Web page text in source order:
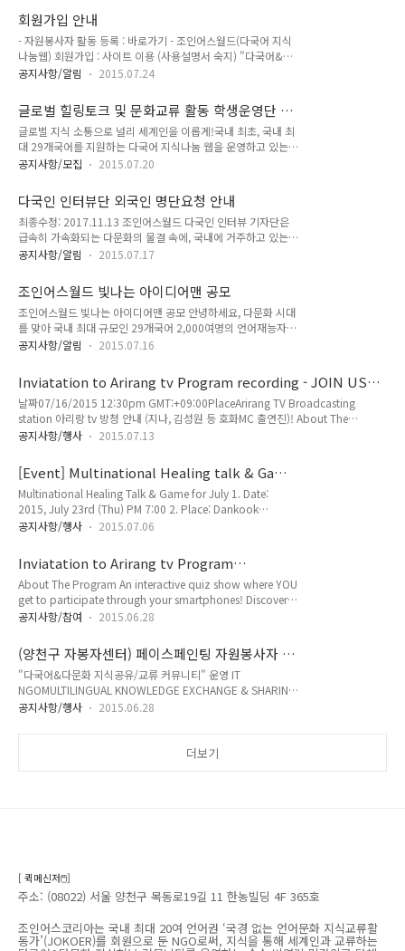
쿠웨이트 지심 알비데위(Jasem Albudaiwi) 대사님을 찾아갑
니다. 이에 앞서 대한민국을 대표해 주한 대사를 인터뷰할 조커
를 모집합니다. (아랍어 언어문화 재능자!) - 지원서 접수기한:
9/13(일) 자정까지- 지원방법 : 하단 양식 이용 - 인터뷰 예정:
2015년 10월 초 순경 ※ 인터뷰 참여자 인증서 발급 기존 인터
대사라. 주한 터키 대사마. 주한 스웨덴 대사..
회원가입 안내
- 자원봉사자 활동 등록 : 바로가기 - 조인어스월드(다국어 지식
나눔웹) 회원가입 : 사이트 이용 (사용설명서 숙지) "다국어&다
문화 지식공유/교류 커뮤니티" 운영 IT NGOMULTILINGUAL
JOINUSWORLD.ORG 조인어스코리아는 국내 최대 29개 ‘국경
없는 언어문화 지식교류활동가’(JOKOER)를 회원으로 하는
NGO로써, 지식을 통해 세계인과 교류하는 다국어&다문화 지식
허브 커뮤니티를 운영하는 순수 비영리 민간외교 단체 입니다.
공지사항/알림 2015.07.24
글로벌 힐링토크 및 문화교류 활동 학생운영단 2
기 모집
글로벌 지식 소통으로 널리 세계인을 이롭게!국내 최초, 국내 최
대 29개국어를 지원하는 다국어 지식나눔 웹을 운영하고 있는
IT NGO 조인어스코리아가 다국어/ 다문화 프로그램을 운영할
다. 독립적으로 새로운 무언가를 실행하는데 가슴 뛰는 심장을
가진 국내 대학생 및 외국인 유학생 분들의 많은 관심과 지원 부
탁 드립니다. ▶신청자격 국내외 대학생, 외국인 유학생 ▶활동
기간 2015.09~2016.02 (6개월) ▶활동내용 -글로벌 힐링토크
기획 진행 -야외 각종 문화활동 기획 진행 ▶선발일정 신청서 접
부터 ~ (면접자 개별통보) 오리엔테이션 일자: 일정 조정 후 개별
통보..
공지사항/모집 2015.07.20
다국인 인터뷰단 외국인 명단요청 안내
최종수정: 2017.11.13 조인어스월드 다국인 인터뷰 기자단은
급속히 가속화되는 다문화의 물결 속에, 국내에 거주하고 있는
각계 각층의 다양한 현장의 외국인을 만나 그들의 생각을 듣고,
로젝트를 추진합니다. 이를 위해 민간외교단의 역할을 수행하는
조인어스코리아의 인터뷰 기자단이 내국인과 외국인이 함께 보
고 공감 할 수 있는 생생한 컨텐츠로 국내 최고의 다국적 다문화
인터뷰단으로 자리매김 할 수 있도록 하고자 합니다. 여러분의
참여로 국내 최고의 다국어 다문화 인터뷰단을 위한 밑거름이 됩
쳐주세요. : 바로가기 ※ 개설신고서 등록(5인 이상 구성 필수)
및 조(팀)원 확인 댓글 사전..
공지사항/알림 2015.07.17
조인어스월드 빛나는 아이디어맨 공모
조인어스월드 빛나는 아이디어맨 공모 안녕하세요, 다문화 시대
를 맞아 국내 최대 규모인 29개국어 2,000여명의 언어재능자를
통해 언어의 벽을 넘어 글로벌 지식교류를 이끌어내고, 조화로운
어를 공모합니다. 조인어스코리아가 보다 더 멋진 방향으로 성장
해갈 수 있도록, JOKOer 여러분의 소중한 의견 부탁 드립니다.
▶자세한 일정은 아래와 같습니다. - 접수: ~ 7월 31일 자정까지
- 의견 양식: http://goo.gl/LeXNir - 발표: 8/5일 - 구체적이고
다문화 지식공유/교류 커뮤니티" 운영 IT NGO MU..
공지사항/알림 2015.07.16
Inviatation to Arirang tv Program recording - JOIN US
KOREA! (July 16th)
날짜07/16/2015 12:30pm GMT:+09:00PlaceArirang TV Broadcasting
station 아리랑 tv 방청 안내 (지나, 김성원 등 호화MC 출연진)! About The
Program Date: 2015. 07.16 (Thu) pm 12:30 (4~5 hrs)Place: Arirang TV
participate through your smartphones! Discover an exciting, captivating
new side to Korea by participating in quizzes related to Korean culture,
history, ..
공지사항/행사 2015.07.13
[Event] Multinational Healing talk & Game
(July 23th) - @단국대
Multinational Healing Talk & Game for July 1. Date:
2015, July 23rd (Thu) PM 7:00 2. Place: Dankook
University, Sangkyoung room 503 (단국대학교 상경관 503
5,000 KRW (Place + cookie/Juice etc)6. - Contact
person: 권혁인 / 010-2255-0938 -Ice breaking -Talk "다국
어&다문화 지식공유/교류 커뮤니티" 운영 IT
NGOMULTILINGUAL KN..
공지사항/행사 2015.07.06
Inviatation to Arirang tv Program
recording - JOIN US KOREA!
About The Program An interactive quiz show where YOU
get to participate through your smartphones! Discover
an exciting, captivating new side to Korea by
history, surveys, Korean dramas and much, much more!
With the program’s new and unique format, you can
participate anywhere in the world! All you need is the
app! The 4 members of the panel wil..
공지사항/참여 2015.06.28
(양천구 자봉자센터) 페이스페인팅 자원봉사자 양
성교육생 모집
"다국어&다문화 지식공유/교류 커뮤니티" 운영 IT
NGOMULTILINGUAL KNOWLEDGE EXCHANGE & SHARING
COMMUNITY JOINUSWORLD.ORG 조인어스코리아는 국내
어&다문화 지식허브 커뮤니티를 운영하는 순수 비영리 민간외
공지사항/행사 2015.06.28
더보기
[ 퀵메신저🖱️]
주소: (08022) 서울 양천구 목동로19길 11 한농빌딩 4F 365호
조인어스코리아는 국내 최대 20여 언어권 ‘국경 없는 언어문화 지식교류활
동가’(JOKOER)를 회원으로 둔 NGO로써, 지식을 통해 세계인과 교류하는